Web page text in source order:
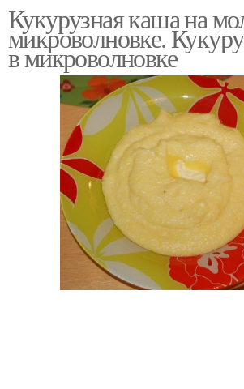
Каши в микроволновке
Овсяная каша
Каша на воде
Варение в кашу
Кукурузная каша на
микроволновке.
в микроволновке